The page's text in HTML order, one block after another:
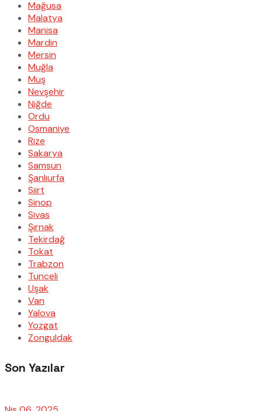
Mağusa
Malatya
Manisa
Mardin
Mersin
Muğla
Muş
Nevşehir
Niğde
Ordu
Osmaniye
Rize
Sakarya
Samsun
Şanlıurfa
Siirt
Sinop
Sivas
Şırnak
Tekirdağ
Tokat
Trabzon
Tunceli
Uşak
Van
Yalova
Yozgat
Zonguldak
Son Yazılar